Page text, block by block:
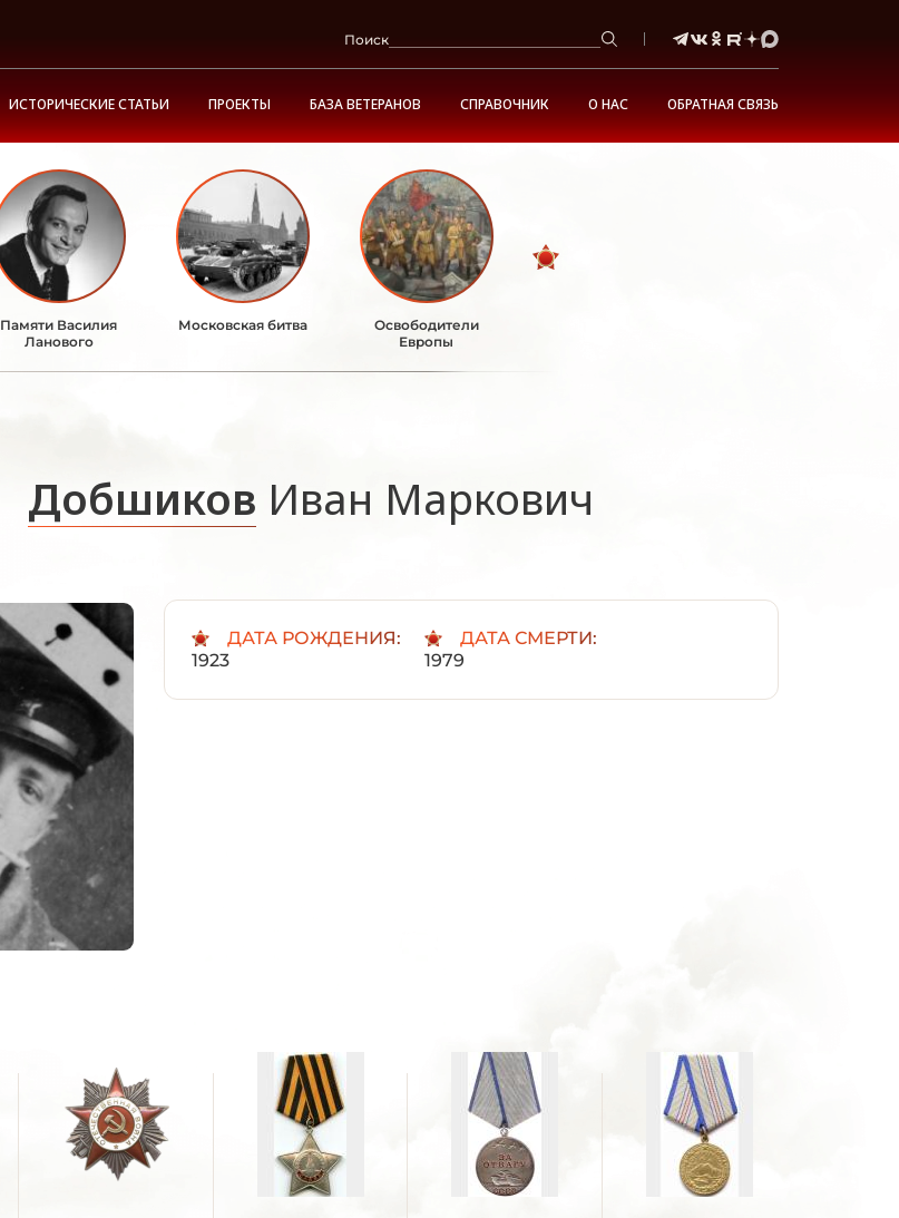
Поиск
ИСТОРИЧЕСКИЕ СТАТЬИ ПРОЕКТЫ БАЗА ВЕТЕРАНОВ СПРАВОЧНИК О НАС ОБРАТНАЯ СВЯЗЬ
Памяти Василия
Ланового
Московская битва
Освободители
Европы
Добшиков Иван Маркович
ДАТА РОЖДЕНИЯ:
1923
ДАТА СМЕРТИ:
1979